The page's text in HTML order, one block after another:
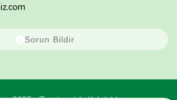
Sorun Bildir